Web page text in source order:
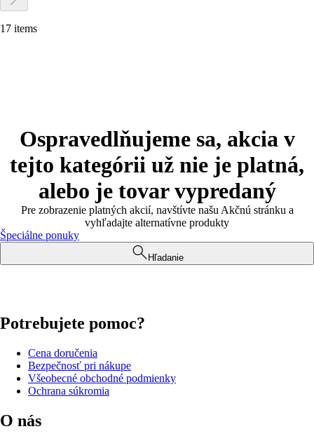
17 items
Ospravedlňujeme sa, akcia v
tejto kategórii už nie je platná,
alebo je tovar vypredaný
Pre zobrazenie platných akcií, navštívte našu Akčnú stránku a
vyhľadajte alternatívne produkty
Špeciálne ponuky
Hľadanie
Potrebujete pomoc?
Cena doručenia
Bezpečnosť pri nákupe
Všeobecné obchodné podmienky
Ochrana súkromia
O nás